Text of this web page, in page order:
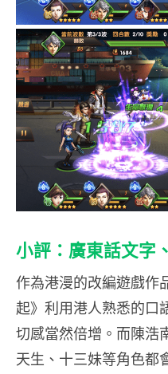
小評：廣東話文字
作為港漫的改編遊戲作
起》利用港人熟悉的口
切感當然倍增。而陳浩
天生、十三妹等角色都